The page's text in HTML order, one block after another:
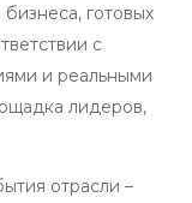
готовых
с
и реальными
лидеров,
отрасли –